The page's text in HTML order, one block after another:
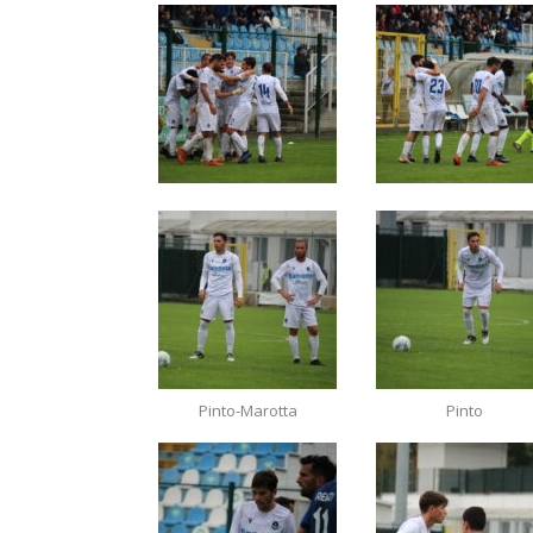
Pinto-Marotta Pinto